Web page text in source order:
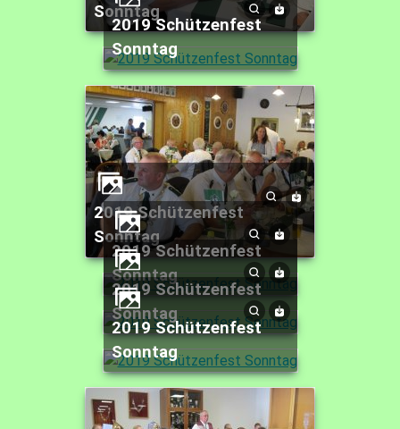
Sonntag
2019 Schützenfest
Sonntag
2019 Schützenfest
Sonntag
2019 Schützenfest
Sonntag
2019 Schützenfest
Sonntag
2019 Schützenfest
Sonntag